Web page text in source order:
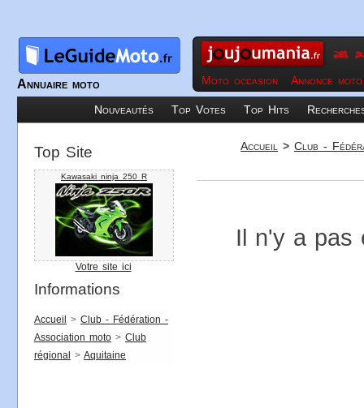
Annuaire moto Moto occasion Annonce moto
Nouveautés Top Votes Top Hits
Top Site
Kawasaki ninja 250 R
Votre site ici
Informations
Accueil > Club - Fédération -
Association moto > Club
régional > Aquitaine
Accueil > Club -
Il n'y a pas